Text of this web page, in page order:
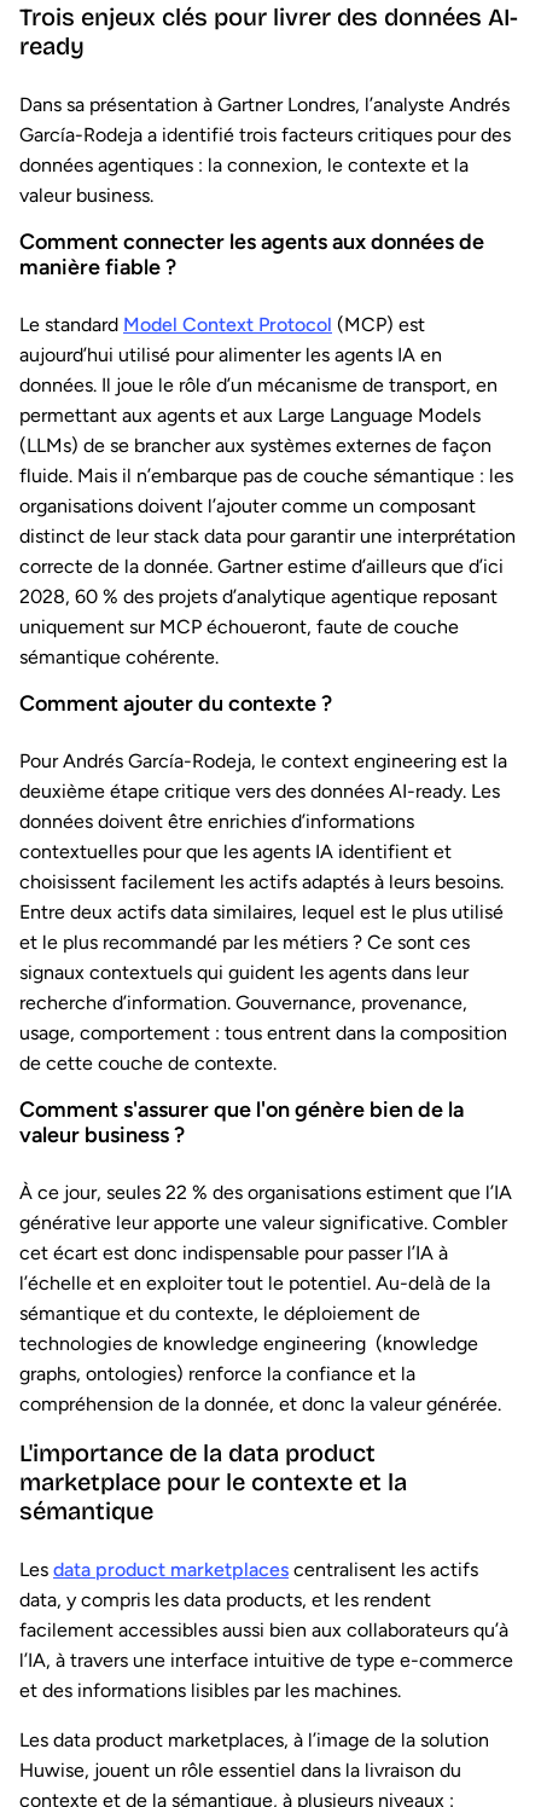
Trois enjeux clés pour livrer des données AI-
ready
Dans sa présentation à Gartner Londres, l’analyste Andrés
García-Rodeja a identifié trois facteurs critiques pour des
données agentiques : la connexion, le contexte et la
valeur business.
Comment connecter les agents aux données de
manière fiable ?
Le standard Model Context Protocol (MCP) est
aujourd’hui utilisé pour alimenter les agents IA en
données. Il joue le rôle d’un mécanisme de transport, en
permettant aux agents et aux Large Language Models
(LLMs) de se brancher aux systèmes externes de façon
fluide. Mais il n’embarque pas de couche sémantique : les
organisations doivent l’ajouter comme un composant
distinct de leur stack data pour garantir une interprétation
correcte de la donnée. Gartner estime d’ailleurs que d’ici
2028, 60 % des projets d’analytique agentique reposant
uniquement sur MCP échoueront, faute de couche
sémantique cohérente.
Comment ajouter du contexte ?
Pour Andrés García-Rodeja, le context engineering est la
deuxième étape critique vers des données AI-ready. Les
données doivent être enrichies d’informations
contextuelles pour que les agents IA identifient et
choisissent facilement les actifs adaptés à leurs besoins.
Entre deux actifs data similaires, lequel est le plus utilisé
et le plus recommandé par les métiers ? Ce sont ces
signaux contextuels qui guident les agents dans leur
recherche d’information. Gouvernance, provenance,
usage, comportement : tous entrent dans la composition
de cette couche de contexte.
Comment s'assurer que l'on génère bien de la
valeur business ?
À ce jour, seules 22 % des organisations estiment que l’IA
générative leur apporte une valeur significative. Combler
cet écart est donc indispensable pour passer l’IA à
l’échelle et en exploiter tout le potentiel. Au-delà de la
sémantique et du contexte, le déploiement de
technologies de knowledge engineering (knowledge
graphs, ontologies) renforce la confiance et la
compréhension de la donnée, et donc la valeur générée.
L'importance de la data product
marketplace pour le contexte et la
sémantique
Les data product marketplaces centralisent les actifs
data, y compris les data products, et les rendent
facilement accessibles aussi bien aux collaborateurs qu’à
l’IA, à travers une interface intuitive de type e-commerce
et des informations lisibles par les machines.
Les data product marketplaces, à l’image de la solution
Huwise, jouent un rôle essentiel dans la livraison du
contexte et de la sémantique, à plusieurs niveaux :